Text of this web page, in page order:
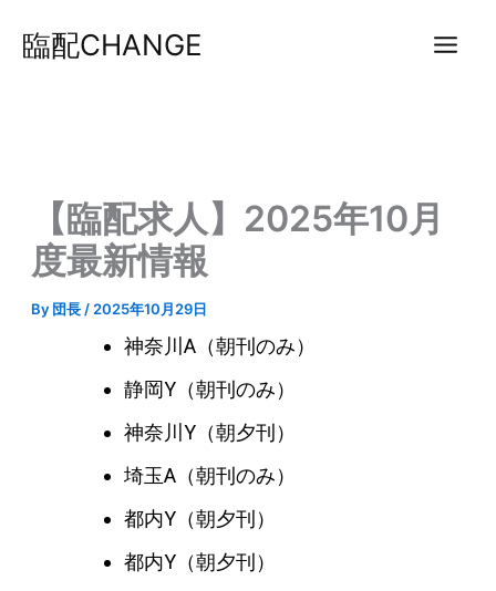
臨配CHANGE
【臨配求人】2025年10月
度最新情報
By 団長 / 2025年10月29日
神奈川A（朝刊のみ）
静岡Y（朝刊のみ）
神奈川Y（朝夕刊）
埼玉A（朝刊のみ）
都内Y（朝夕刊）
都内Y（朝夕刊）